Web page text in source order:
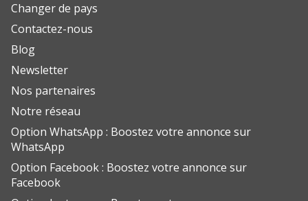
Changer de pays
Contactez-nous
Blog
Newsletter
Nos partenaires
Notre réseau
Option WhatsApp : Boostez votre annonce sur
WhatsApp
Option Facebook : Boostez votre annonce sur
Facebook